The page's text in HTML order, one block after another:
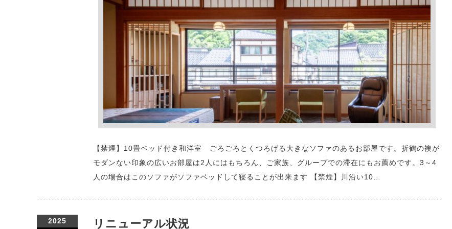
【禁煙】10畳ベッド付き和洋室 ごろごろとくつろげる大きなソファのあるお部屋です。折鶴の襖が
モダンない印象の広いお部屋は2人にはもちろん、ご家族、グループでの滞在にもお薦めです。3～4
人の場合はこのソファがソファベッドして寝ることが出来ます 【禁煙】川沿い10…
2025 リニューアル状況